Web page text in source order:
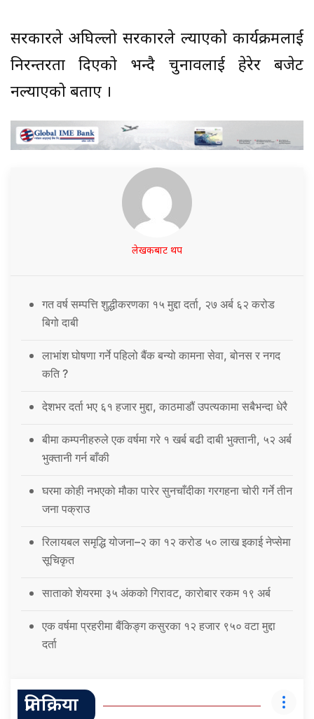
सरकारले अघिल्लो सरकारले ल्याएको कार्यक्रमलाई
निरन्तरता दिएको भन्दै चुनावलाई हेरेर बजेट
नल्याएको बताए ।
लेखकबाट थप
गत वर्ष सम्पत्ति शुद्धीकरणका १५ मुद्दा दर्ता, २७ अर्ब ६२ करोड
बिगो दाबी
लाभांश घोषणा गर्ने पहिलो बैंक बन्यो कामना सेवा, बोनस र नगद
कति ?
देशभर दर्ता भए ६१ हजार मुद्दा, काठमाडौं उपत्यकामा सबैभन्दा धेरै
बीमा कम्पनीहरुले एक वर्षमा गरे १ खर्ब बढी दाबी भुक्तानी, ५२ अर्ब
भुक्तानी गर्न बाँकी
घरमा कोही नभएको मौका पारेर सुनचाँदीका गरगहना चोरी गर्ने तीन
जना पक्राउ
रिलायबल समृद्धि योजना–२ का १२ करोड ५० लाख इकाई नेप्सेमा
सूचिकृत
साताको शेयरमा ३५ अंकको गिरावट, कारोबार रकम १९ अर्ब
एक वर्षमा प्रहरीमा बैंकिङ्ग कसुरका १२ हजार ९५० वटा मुद्दा
दर्ता
प्रतिक्रिया